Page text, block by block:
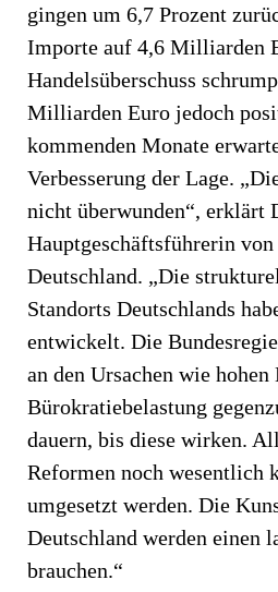
gingen um 6,7 Prozent
Importe auf 4,6 Milliarden
Handelsüberschuss
Milliarden Euro jedoch
kommenden Monate
Verbesserung der Lage.
nicht überwunden“, erklärt
Hauptgeschäftsführerin
Deutschland. „Die
Standorts Deutschlands
entwickelt. Die
an den Ursachen wie
Bürokratiebelastung
dauern, bis diese wirken.
Reformen noch wesentlich
umgesetzt werden. Die
Deutschland werden einen
brauchen.“